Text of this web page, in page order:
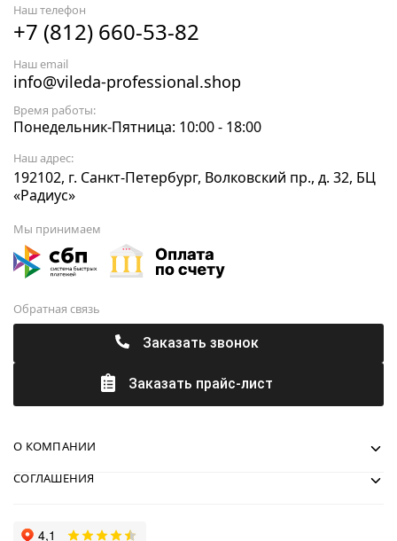
Наш телефон
+7 (812) 660-53-82
Наш email
info@vileda-professional.shop
Время работы:
Понедельник-Пятница: 10:00 - 18:00
Наш адрес:
192102, г. Санкт-Петербург, Волковский пр., д. 32, БЦ
«Радиус»
Мы принимаем
Обратная связь
Заказать звонок
Заказать прайс-лист
О КОМПАНИИ
СОГЛАШЕНИЯ